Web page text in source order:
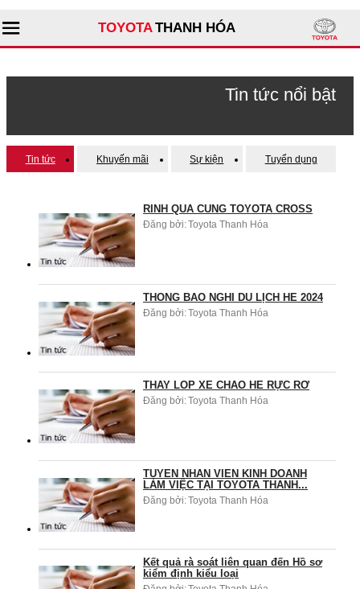
TOYOTATHANH HÓA
Giới thiệu đại lý
Sản phẩm
Dịch vụ
Tư vấn
Tin tức nổi bật
Tin tức Khuyến mãi Sự kiện Tuyển dụng
RINH QUÀ CÙNG TOYOTA CROSS
Đăng bởi:Toyota Thanh Hóa
THÔNG BÁO NGHỈ DU LỊCH HÈ 2024
Đăng bởi:Toyota Thanh Hóa
THAY LỐP XE CHÀO HÈ RỰC RỠ
Đăng bởi:Toyota Thanh Hóa
TUYỂN NHÂN VIÊN KINH DOANH
LÀM VIỆC TẠI TOYOTA THANH...
Đăng bởi:Toyota Thanh Hóa
Kết quả rà soát liên quan đến Hồ sơ
kiểm định kiểu loại